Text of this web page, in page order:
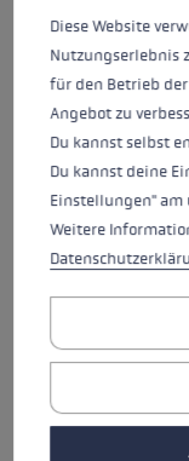
normale, ma
consapevole.
La procedura è
il braccio
insieme in
Il braccio
insieme in
le braccia
I passi
È importante
dovrebbe
Diese Website
Nutzungserlebnis
für den Betrieb
Angebot zu
Du kannst selbst
Du kannst deine
Einstellungen" am
Weitere